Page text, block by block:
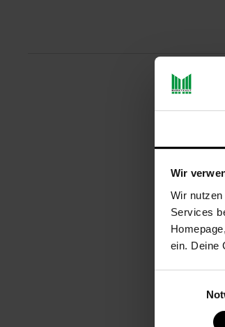
Wir
Wir
Services
ein. Deine
Genießen
sich in die
und alle Ihre
Sprache/
Achtung:
Alter
EAN: